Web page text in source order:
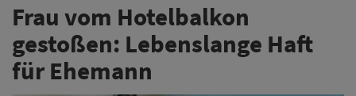
Frau vom Hotelbalkon
gestoßen: Lebenslange Haft
für Ehemann